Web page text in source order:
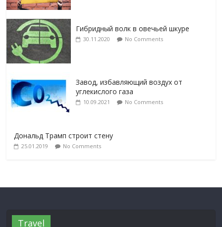
Гибридный волк в овечьей шкуре
30.11.2020 No Comments
Завод, избавляющий воздух от
углекислого газа
10.09.2021 No Comments
Дональд Трамп строит стену
25.01.2019 No Comments
Travel